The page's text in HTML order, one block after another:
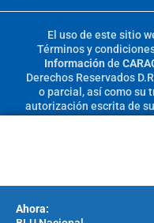
El uso de este sitio
Términos y
Información de
Derechos Reservados
o parcial, así como su
autorización escrita de